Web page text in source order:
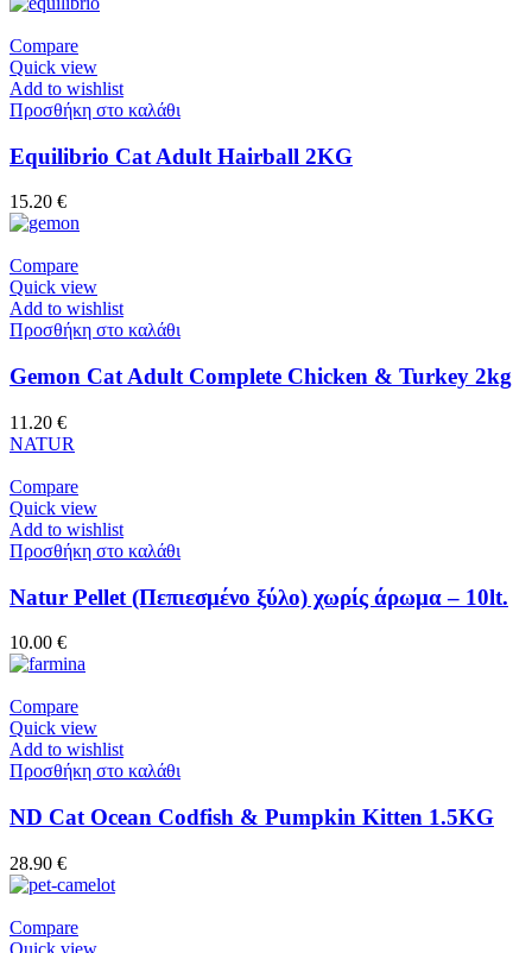
Compare
Quick view
Add to wishlist
Προσθήκη στο καλάθι
Equilibrio Cat Adult Hairball 2KG
15.20 €
Compare
Quick view
Add to wishlist
Προσθήκη στο καλάθι
Gemon Cat Adult Complete Chicken & Turkey 2kg
11.20 €
NATUR
Compare
Quick view
Add to wishlist
Προσθήκη στο καλάθι
Natur Pellet (Πεπιεσμένο ξύλο) χωρίς άρωμα – 10lt.
10.00 €
Compare
Quick view
Add to wishlist
Προσθήκη στο καλάθι
ND Cat Ocean Codfish & Pumpkin Kitten 1.5KG
28.90 €
Compare
Quick view